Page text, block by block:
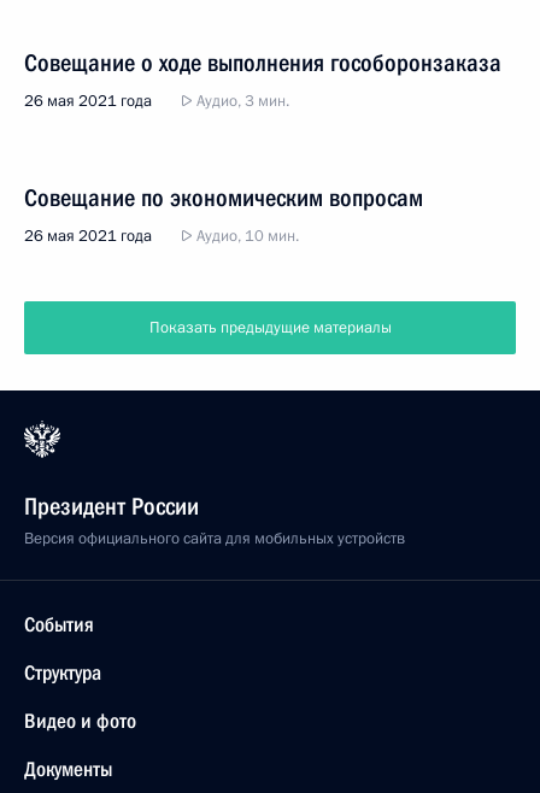
Совещание о ходе выполнения гособоронзаказа
26 мая 2021 года Аудио, 3 мин.
Совещание по экономическим вопросам
26 мая 2021 года Аудио, 10 мин.
Показать предыдущие материалы
Президент России
Версия официального сайта для мобильных устройств
События
Структура
Видео и фото
Документы